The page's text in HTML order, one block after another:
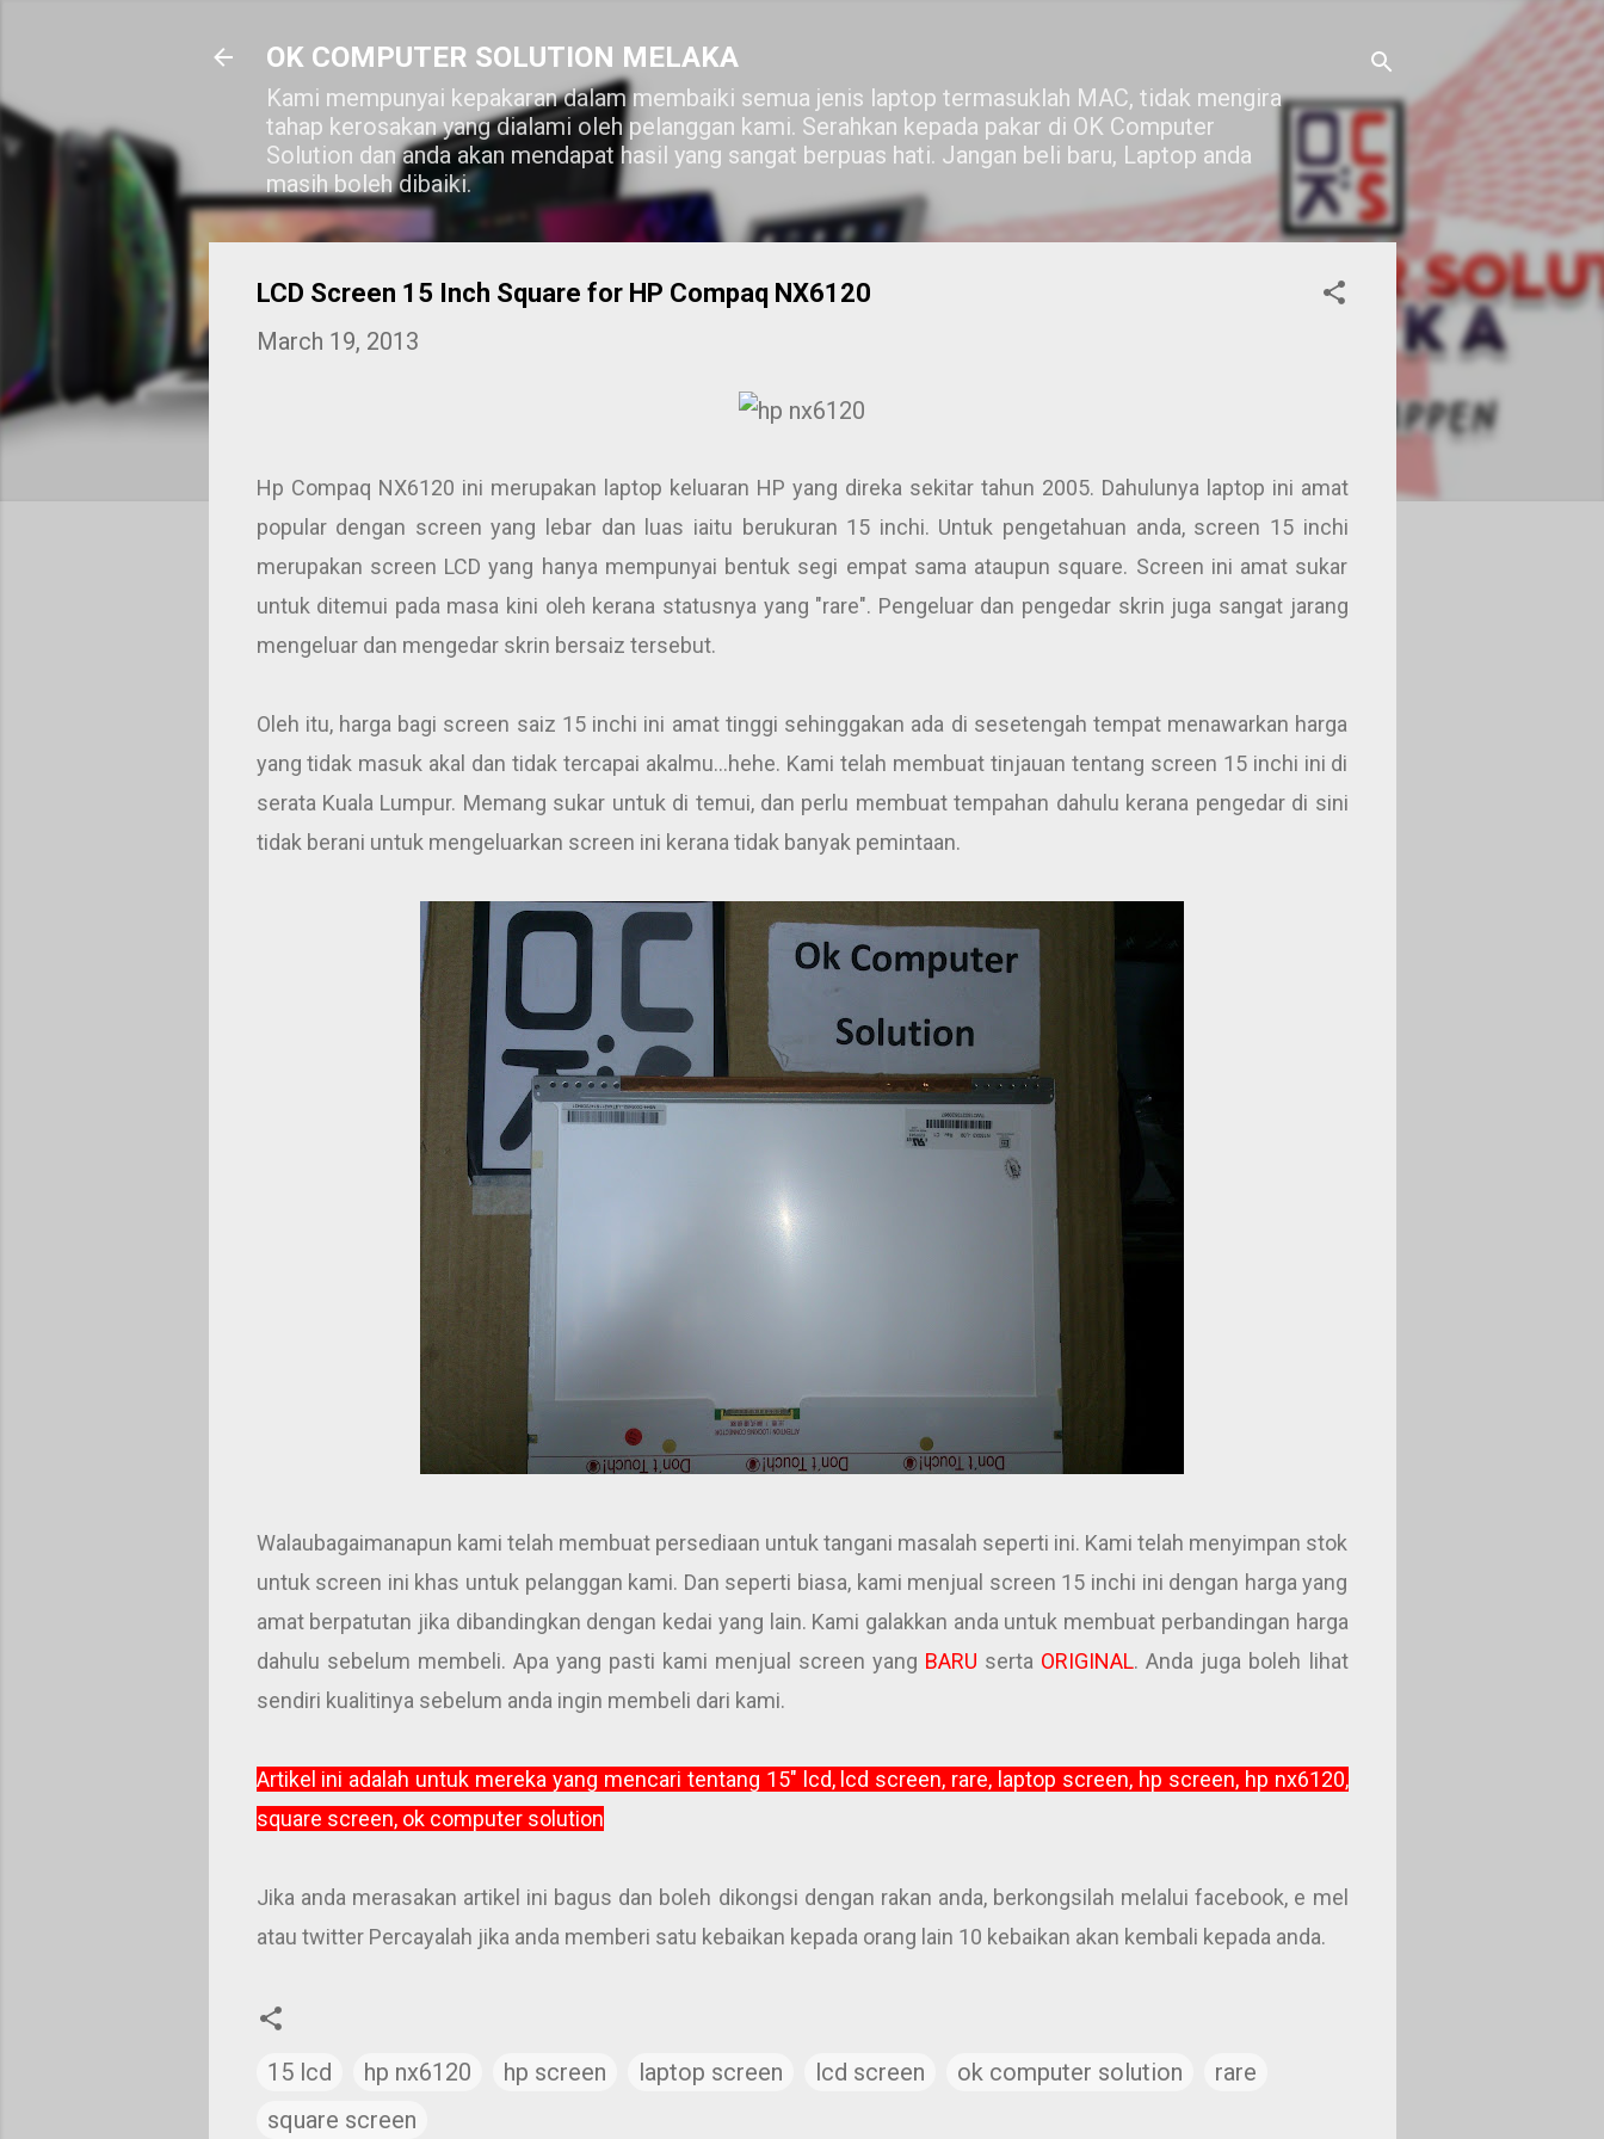
OK COMPUTER SOLUTION MELAKA
Kami mempunyai kepakaran dalam membaiki semua jenis laptop termasuklah MAC, tidak mengira
tahap kerosakan yang dialami oleh pelanggan kami. Serahkan kepada pakar di OK Computer
Solution dan anda akan mendapat hasil yang sangat berpuas hati. Jangan beli baru, Laptop anda
masih boleh dibaiki.
LCD Screen 15 Inch Square for HP Compaq NX6120
March 19, 2013
Hp Compaq NX6120 ini merupakan laptop keluaran HP yang direka sekitar tahun 2005. Dahulunya laptop ini amat
popular dengan screen yang lebar dan luas iaitu berukuran 15 inchi. Untuk pengetahuan anda, screen 15 inchi
merupakan screen LCD yang hanya mempunyai bentuk segi empat sama ataupun square. Screen ini amat sukar
untuk ditemui pada masa kini oleh kerana statusnya yang "rare". Pengeluar dan pengedar skrin juga sangat jarang
mengeluar dan mengedar skrin bersaiz tersebut.
Oleh itu, harga bagi screen saiz 15 inchi ini amat tinggi sehinggakan ada di sesetengah tempat menawarkan harga
yang tidak masuk akal dan tidak tercapai akalmu...hehe. Kami telah membuat tinjauan tentang screen 15 inchi ini di
serata Kuala Lumpur. Memang sukar untuk di temui, dan perlu membuat tempahan dahulu kerana pengedar di sini
tidak berani untuk mengeluarkan screen ini kerana tidak banyak pemintaan.
Walaubagaimanapun kami telah membuat persediaan untuk tangani masalah seperti ini. Kami telah menyimpan stok
untuk screen ini khas untuk pelanggan kami. Dan seperti biasa, kami menjual screen 15 inchi ini dengan harga yang
amat berpatutan jika dibandingkan dengan kedai yang lain. Kami galakkan anda untuk membuat perbandingan harga
dahulu sebelum membeli. Apa yang pasti kami menjual screen yang BARU serta ORIGINAL. Anda juga boleh lihat
sendiri kualitinya sebelum anda ingin membeli dari kami.
Artikel ini adalah untuk mereka yang mencari tentang 15" lcd, lcd screen, rare, laptop screen, hp screen, hp nx6120,
square screen, ok computer solution
Jika anda merasakan artikel ini bagus dan boleh dikongsi dengan rakan anda, berkongsilah melalui facebook, e mel
atau twitter Percayalah jika anda memberi satu kebaikan kepada orang lain 10 kebaikan akan kembali kepada anda.
15 lcd hp nx6120 hp screen laptop screen lcd screen ok computer solution
rare
square screen